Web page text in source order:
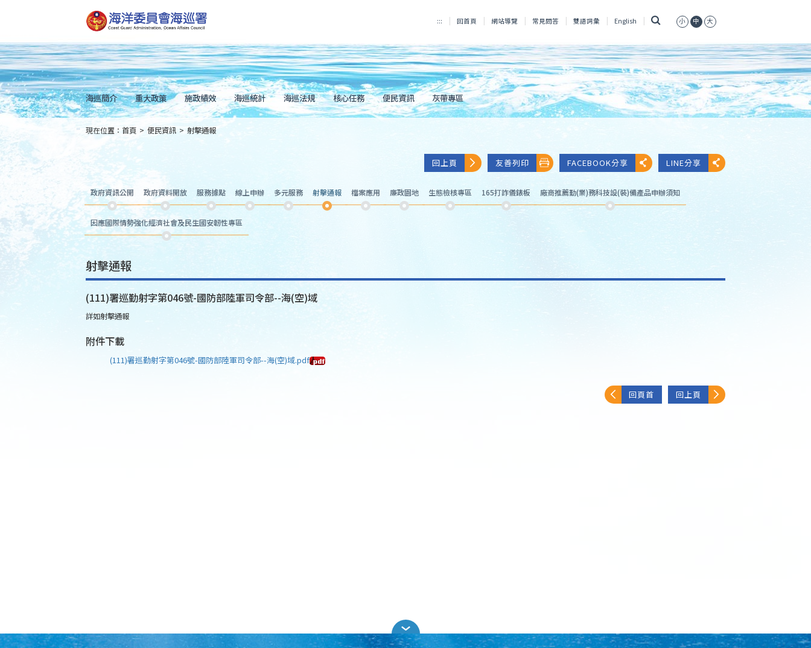
到
主
內
容
Skip
to
main
content
::: 回首頁 網站導覽 常見問答 雙語詞彙 English 小 中 大
海巡簡介 重大政策 施政績效 海巡統計 海巡法規 核心任務 便民資訊 灰帶專區
::: 現在位置： 首頁 > 便民資訊 > 射擊通報
回上頁 友善列印 FACEBOOK分享 LINE分享
政府資訊公開 政府資料開放 服務據點 線上申辦 多元服務 射擊通報 檔案應用 廉政園地 生態檢核專區 165打詐儀錶板 廠商推薦勤(業)務科技設(裝)備產品申辦須知
因應國際情勢強化經濟社會及民生國安韌性專區
射擊通報
(111)署巡勤射字第046號-國防部陸軍司令部--海(空)域
詳如射擊通報
附件下載
(111)署巡勤射字第046號-國防部陸軍司令部--海(空)域.pdf
回頁首 回上頁